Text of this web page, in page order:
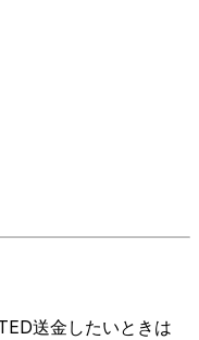
送金したいときは